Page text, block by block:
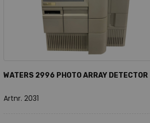
WATERS 2996 PHOTO ARRAY DETECTOR
Artnr. 2031